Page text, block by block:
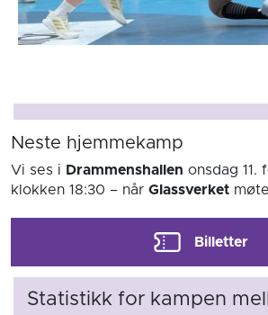
Neste hjemmekamp
Vi ses i Drammenshallen onsdag 11.
klokken 18:30 – når Glassverket
Billetter
Statistikk for kampen